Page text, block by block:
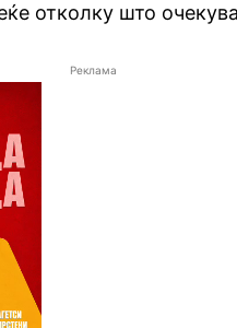
отколку што
Реклама